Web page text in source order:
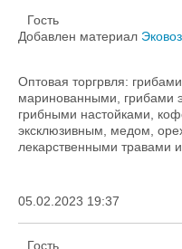
Гость
Добавлен материал
Оптовая торгрвля:
маринованными, грибами
грибными настойками,
эксклюзивным, медом,
лекарственными травами и
05.02.2023 19:37
Гость